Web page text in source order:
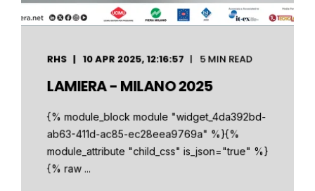
RHS 10 APR 2025, 12:16:57 5 MIN READ
LAMIERA - MILANO 2025
{% module_block module "widget_4da392bd-
ab63-411d-ac85-ec28eea9769a" %}{%
module_attribute "child_css" is_json="true" %}
{% raw ...